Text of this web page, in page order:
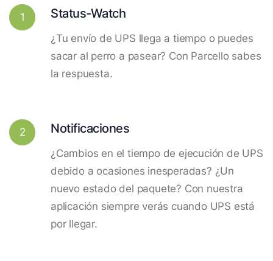
1 Status-Watch
¿Tu envío de UPS llega a tiempo o puedes
sacar al perro a pasear? Con Parcello sabes
la respuesta.
2 Notificaciones
¿Cambios en el tiempo de ejecución de UPS
debido a ocasiones inesperadas? ¿Un
nuevo estado del paquete? Con nuestra
aplicación siempre verás cuando UPS está
por llegar.